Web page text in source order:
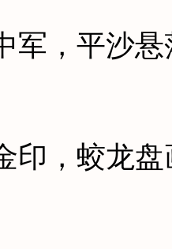
，平沙悬
，蛟龙盘